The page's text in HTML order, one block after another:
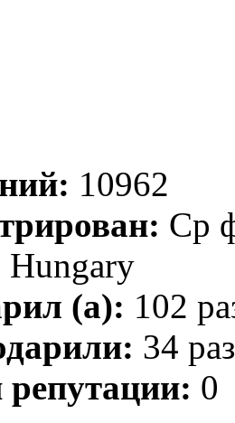
10962
Ср
Hungary
(а): 102
34
0